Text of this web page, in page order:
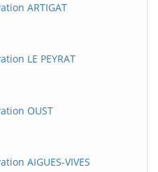
ARTIGAT
LE PEYRAT
OUST
AIGUES-VIVES